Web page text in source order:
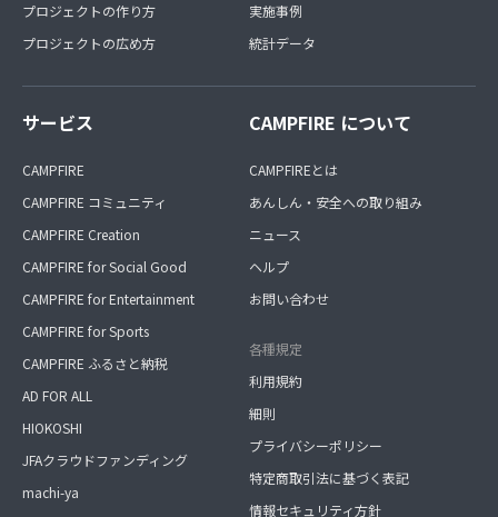
プロジェクトの作り方
プロジェクトの広め方
実施事例
統計データ
サービス
CAMPFIRE
CAMPFIRE コミュニティ
CAMPFIRE Creation
CAMPFIRE for Social Good
CAMPFIRE for Entertainment
CAMPFIRE for Sports
CAMPFIRE ふるさと納税
AD FOR ALL
HIOKOSHI
JFAクラウドファンディング
machi-ya
CAMPFIRE について
CAMPFIREとは
あんしん・安全への取り組み
ニュース
ヘルプ
お問い合わせ
各種規定
利用規約
細則
プライバシーポリシー
特定商取引法に基づく表記
情報セキュリティ方針